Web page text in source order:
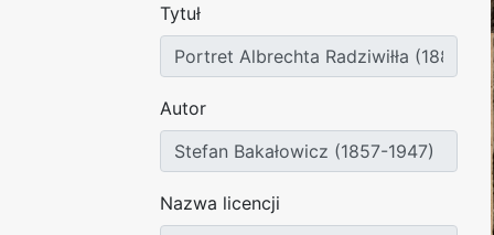
Tytuł
Autor
Nazwa licencji